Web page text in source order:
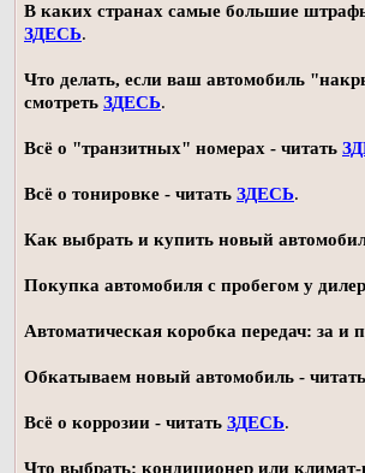
В каких странах самые большие
ЗДЕСЬ.
Что делать, если ваш автомобиль
смотреть ЗДЕСЬ.
Всё о "транзитных" номерах - читать
Всё о тонировке - читать ЗДЕСЬ.
Как выбрать и купить новый
Покупка автомобиля с пробегом у
Автоматическая коробка передач: за и
Обкатываем новый автомобиль - читать
Всё о коррозии - читать ЗДЕСЬ.
Что выбрать: кондиционер или климат-